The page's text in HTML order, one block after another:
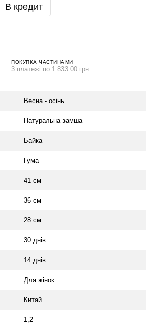
В кредит
ПОКУПКА ЧАСТИНАМИ
3 платежі по 1 833.00 грн
Весна - осінь
Натуральна замша
Байка
Гума
41 см
36 см
28 см
30 днів
14 днів
Для жінок
Китай
1,2